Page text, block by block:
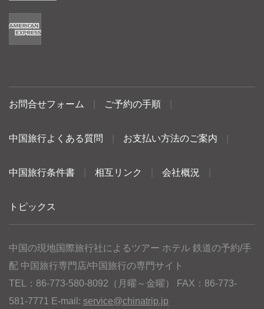
お問合せフォーム ご予約の手順
中国旅行よくある質問 お支払い方法のご案内
中国旅行条件書 相互リンク 会社概況
トピックス
中国の現地国際旅行社によるツアー ホテル 鉄道の予約/手
配 中国旅行専門店/中国旅行の専門サイト
TEL：86-773-580-8092（月曜～金曜） FAX：86-773-
581-7771 E-mail: service@chinatrip.jp